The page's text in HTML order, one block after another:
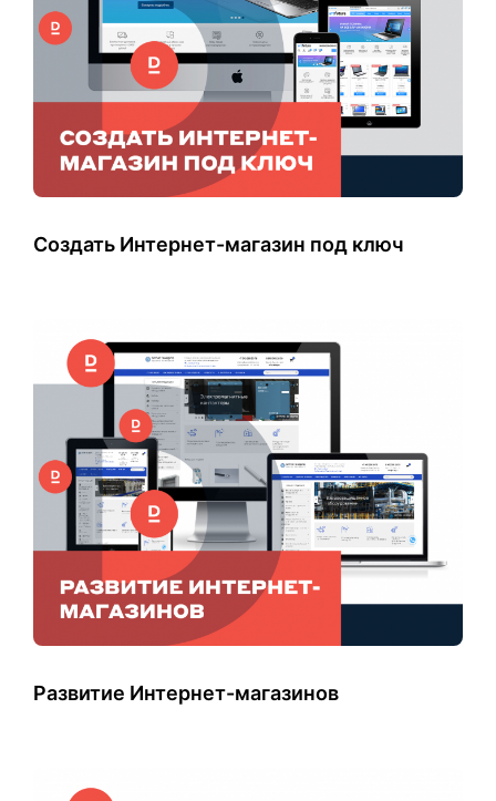
Создать Интернет-магазин под ключ
Развитие Интернет-магазинов